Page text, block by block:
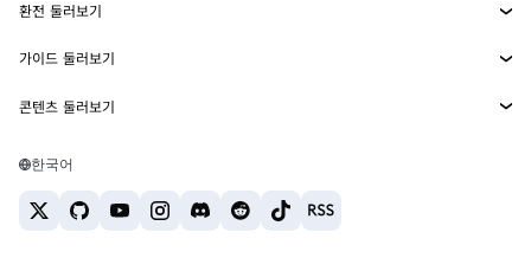
MetaMask Connect
Snaps
웹3 서비스
보안
고객 지원
채용
이더리움 가격
솔라나 가격
테더 가격
환전 둘러보기
ETH를 USD로 환전
USDT를 INR로 환전
BTC를 INR로 환전
ETH를 USDT로 환전
가이드 둘러보기
ETH 매수
USDT 매수
콘텐츠 둘러보기
솔라나 지갑
한국어